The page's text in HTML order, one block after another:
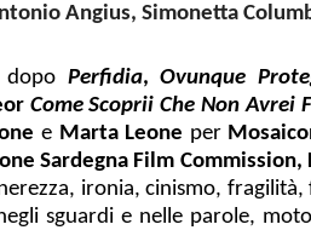
Angius, Simonetta
dopo Perfidia,Ovunque
Come Scoprii Che Non Avrei
e Marta Leone per
Sardegna Film Commission,
ironia, cinismo,
sguardi e nelle parole,